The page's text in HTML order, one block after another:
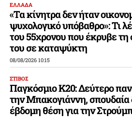
ΕΛΛΑΔΑ
«Τα κίνητρα δεν ήταν
ψυχολογικό υπόβαθρο»: Τι
του 55χρονου που έκρυβε τη
του σε καταψύκτη
08/08/2026 10:15
ΣΤΙΒΟΣ
Παγκόσμιο Κ20: Δεύτερο
την Μπακογιάννη, σπουδαία
έβδομη θέση για την